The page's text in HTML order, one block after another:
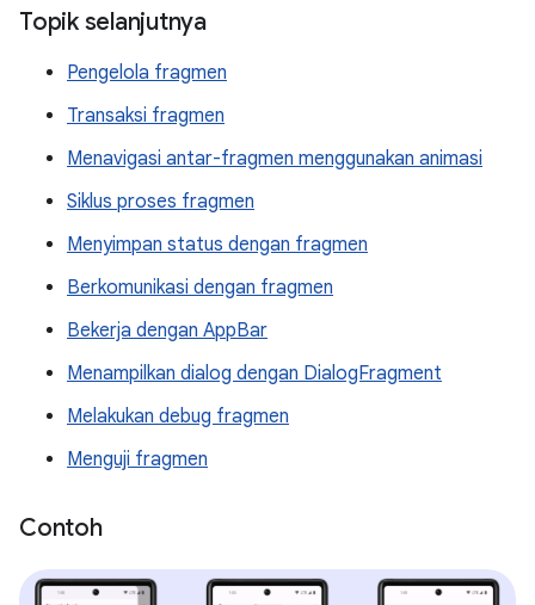
Topik selanjutnya
Pengelola fragmen
Transaksi fragmen
Menavigasi antar-fragmen menggunakan animasi
Siklus proses fragmen
Menyimpan status dengan fragmen
Berkomunikasi dengan fragmen
Bekerja dengan AppBar
Menampilkan dialog dengan DialogFragment
Melakukan debug fragmen
Menguji fragmen
Contoh